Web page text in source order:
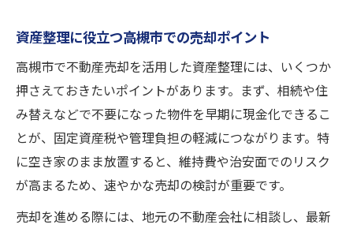
高槻市で安心して売却するための条件
資産整理に役立つ高槻市での売却ポイント
高槻市で不動産売却を活用した資産整理には、いくつか
押さえておきたいポイントがあります。まず、相続や住
み替えなどで不要になった物件を早期に現金化できるこ
とが、固定資産税や管理負担の軽減につながります。特
に空き家のまま放置すると、維持費や治安面でのリスク
が高まるため、速やかな売却の検討が重要です。
売却を進める際には、地元の不動産会社に相談し、最新